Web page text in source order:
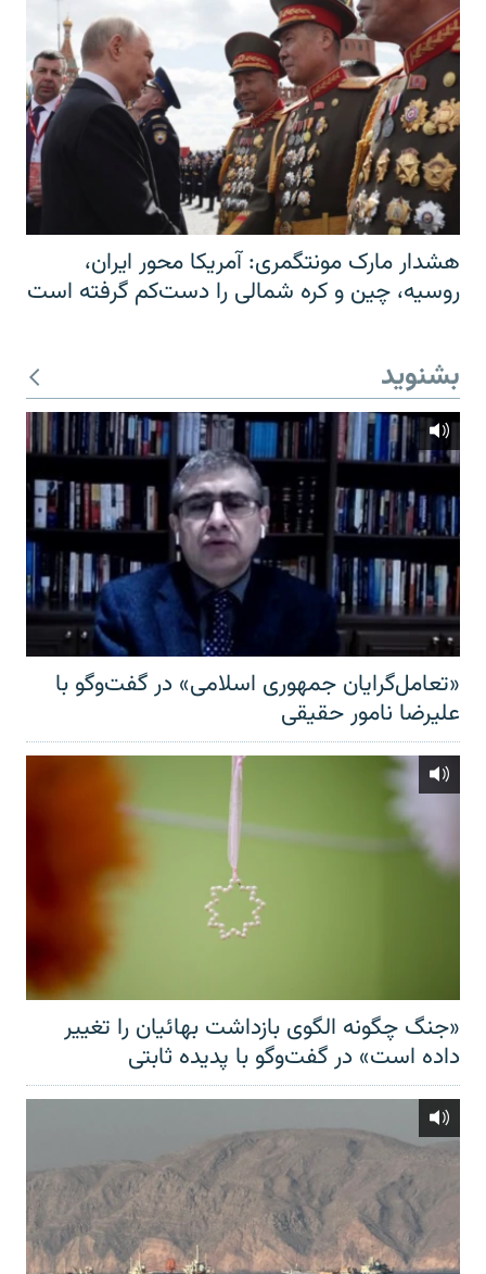
هشدار مارک مونتگمری: آمریکا محور ایران،
روسیه، چین و کره شمالی را دست‌کم گرفته است
بشنوید
«تعامل‌گرایان جمهوری اسلامی» در گفت‌وگو با
علیرضا نامور حقیقی
«جنگ چگونه الگوی بازداشت بهائیان را تغییر
داده است» در گفت‌وگو با پدیده ثابتی